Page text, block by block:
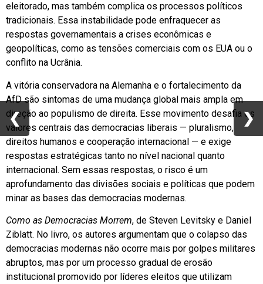
eleitorado, mas também complica os processos políticos
tradicionais. Essa instabilidade pode enfraquecer as
respostas governamentais a crises econômicas e
geopolíticas, como as tensões comerciais com os EUA ou o
conflito na Ucrânia.
A vitória conservadora na Alemanha e o fortalecimento da
AfD são sintomas de uma mudança global mais ampla em
direção ao populismo de direita. Esse movimento desafia os
valores centrais das democracias liberais — pluralismo,
direitos humanos e cooperação internacional — e exige
respostas estratégicas tanto no nível nacional quanto
internacional. Sem essas respostas, o risco é um
aprofundamento das divisões sociais e políticas que podem
minar as bases das democracias modernas.
Como as Democracias Morrem, de Steven Levitsky e Daniel
Ziblatt. No livro, os autores argumentam que o colapso das
democracias modernas não ocorre mais por golpes militares
abruptos, mas por um processo gradual de erosão
institucional promovido por líderes eleitos que utilizam
❮ ❯
❮ ❯